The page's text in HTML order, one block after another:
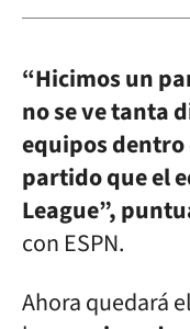
“Hicimos un
no se ve tanta
equipos dentro
partido que el
League”,
con ESPN.
Ahora quedará